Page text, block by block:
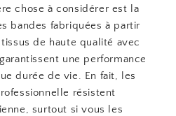
chose à considérer est la
bandes fabriquées à partir
de haute qualité avec
une performance
durée de vie. En fait, les
résistent
surtout si vous les